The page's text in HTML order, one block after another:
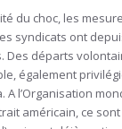
du choc, les
syndicats ont
Des départs
également
A l’Organisation
américain, ce